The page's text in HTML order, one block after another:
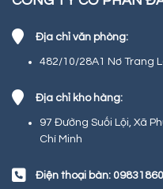
Địa chỉ văn phòng:
482/10/28A1 Nơ Trang
Địa chỉ kho hàng:
97 Đường Suối Lội, Xã
Chí Minh
Điện thoại bàn: